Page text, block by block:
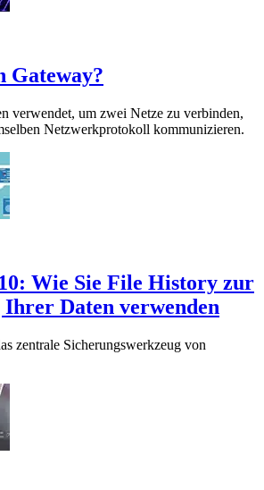
Gateway?
verwendet, um zwei Netze zu verbinden,
Netzwerkprotokoll kommunizieren.
Wie Sie File History zur
Ihrer Daten verwenden
zentrale Sicherungswerkzeug von